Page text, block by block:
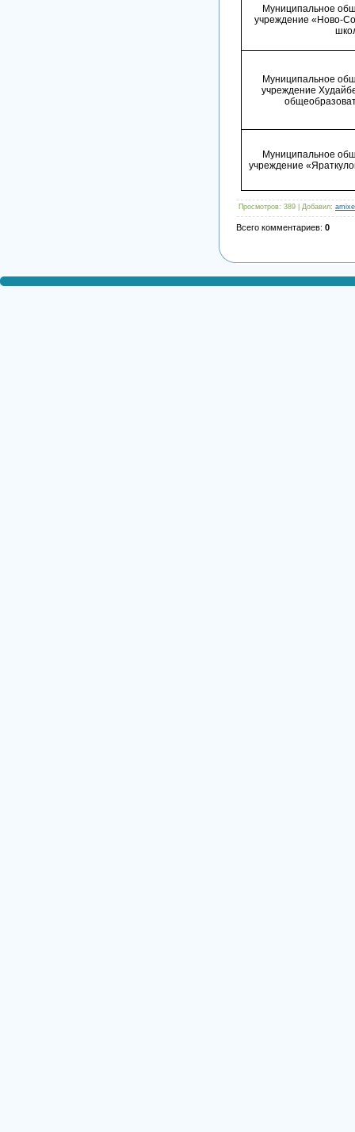
Муниципальное
учреждение «Ново-
Муниципальное
учреждение
Муниципальное
учреждение
Просмотров: 389 | Добавил:
Всего комментариев: 0